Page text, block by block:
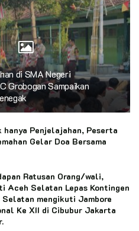
di SMA Negeri
Grobogan Sampaikan
hanya Penjelajahan, Peserta
Gelar Doa Bersama
Ratusan Orang/wali,
Aceh Selatan Lepas Kontingen
Selatan mengikuti Jambore
Ke XII di Cibubur Jakarta